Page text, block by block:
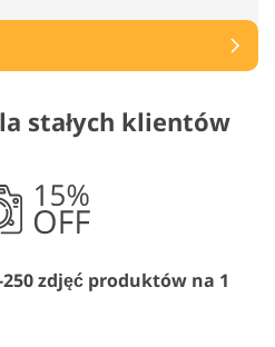
stałych klientów
250 zdjęć produktów na 1